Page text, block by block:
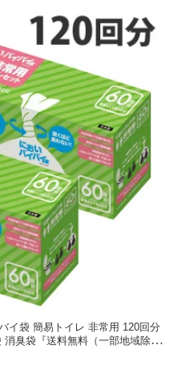
イ袋 簡易トイレ 非常用 120回分
臭袋『送料無料（一部地域除